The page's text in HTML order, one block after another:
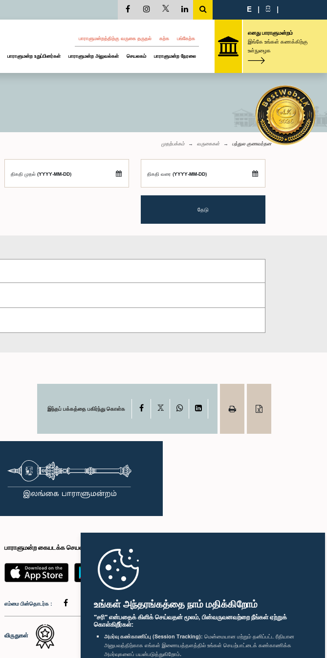
உங்கள் அந்தரங்கத்தை நாம் மதிக்கிறோம்
"சரி" என்பதைக் கிளிக் செய்வதன் மூலம், பின்வருவனவற்றை நீங்கள் ஏற்றுக்
கொள்கிறீர்கள்:
அமர்வு கண்காணிப்பு (Session Tracking): மென்மையான மற்றும் தனிப்பட்ட ரீதியான
அனுபவத்திற்காக எங்கள் இணையத்தளத்தில் உங்கள் செயற்பாட்டைக் கண்காணிக்க
அமர்வுகளைப் பயன்படுத்துகிறோம்.
E | සි |
பாராளுமன்றத்திற்கு வருகை தருதல் கற்க பங்கேற்க
பாராளுமன்ற உறுப்பினர்கள் பாராளுமன்ற அலுவல்கள் செயலகம் பாராளுமன்ற நேரலை
எனது பாராளுமன்றம்
இங்கே உங்கள் கணக்கிற்கு
உள்நுழைக
முதற்பக்கம் வருகைகள் பந்துல குணவர்தன
திகதி முதல் (YYYY-MM-DD) திகதி வரை (YYYY-MM-DD)
தேடு
இந்தப் பக்கத்தை பகிர்ந்து கொள்க Facebook WhatsAppLinkedIn
பாராளுமன்ற கையடக்க செயலி
எம்மை பின்தொடர்க :
விருதுகள்